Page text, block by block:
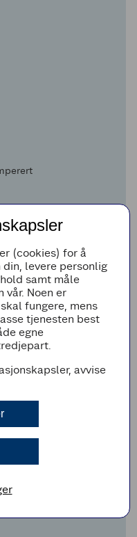
hasselnøtter
sukker, nellik og
i 5
krydderne.
i båter. Del banan
i tykke skiver. Skjær
La
(cookies) for å
levere personlig
samt måle
vår. Noen er
fungere, mens
tjenesten best
egne
avvise